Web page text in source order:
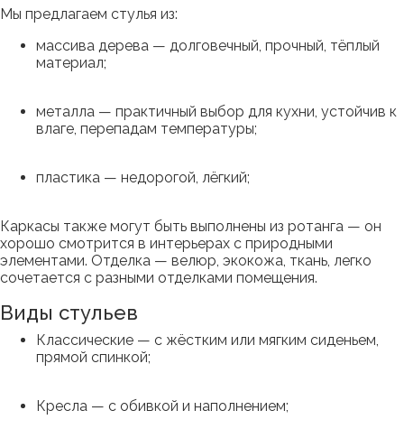
Мы предлагаем стулья из:
массива дерева — долговечный, прочный, тёплый
материал;
металла — практичный выбор для кухни, устойчив к
влаге, перепадам температуры;
пластика — недорогой, лёгкий;
Каркасы также могут быть выполнены из ротанга — он
хорошо смотрится в интерьерах с природными
элементами. Отделка — велюр, экокожа, ткань, легко
сочетается с разными отделками помещения.
Виды стульев
Классические — с жёстким или мягким сиденьем,
прямой спинкой;
Кресла — с обивкой и наполнением;